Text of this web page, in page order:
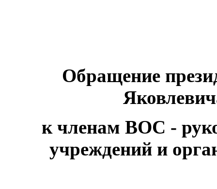
Обращение
к членам ВОС -
учреждений и